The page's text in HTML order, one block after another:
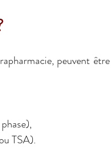
peuvent être
TSA).